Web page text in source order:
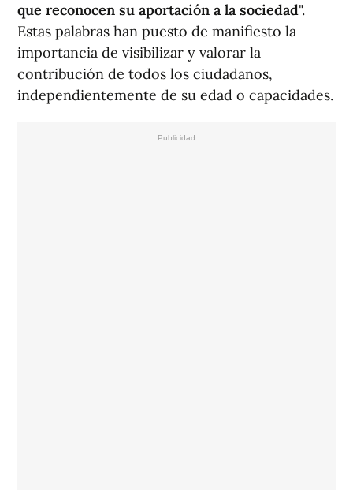
que reconocen su aportación a la sociedad".
Estas palabras han puesto de manifiesto la
importancia de visibilizar y valorar la
contribución de todos los ciudadanos,
independientemente de su edad o capacidades.